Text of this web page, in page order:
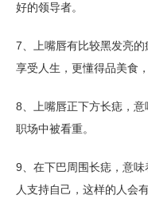
好的领导者。
7、上嘴唇有比较黑发亮
享受人生，更懂得品美食
8、上嘴唇正下方长痣，
职场中被看重。
9、在下巴周围长痣，意
人支持自己，这样的人会